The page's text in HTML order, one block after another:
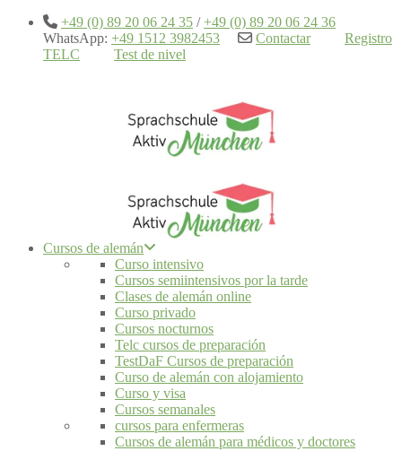
+49 (0) 89 20 06 24 35 /+49 (0) 89 20 06 24 36
WhatsApp: +49 1512 3982453 Contactar
Registro
TELC
Test de nivel
Cursos de alemán
Curso intensivo
Cursos semiintensivos por la tarde
Clases de alemán online
Curso privado
Cursos nocturnos
Telc cursos de preparación
TestDaF Cursos de preparación
Curso de alemán con alojamiento
Curso y visa
Cursos semanales
cursos para enfermeras
Cursos de alemán para médicos y doctores